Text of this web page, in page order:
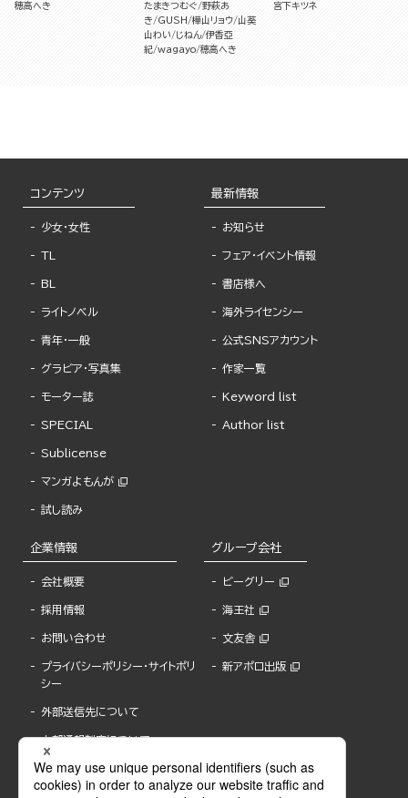
穂高へき たまきつむぐ 野萩あ
き
GUSH 樺山リョウ 山葵
山わい
じねん 伊香亞
紀 wagayo 穂高へき
宮下キツネ
コンテンツ
少女・女性
TL
BL
ライトノベル
青年・一般
グラビア・写真集
モーター誌
SPECIAL
Sublicense
マンガよもんが
試し読み
最新情報
お知らせ
フェア・イベント情報
書店様へ
海外ライセンシー
公式SNSアカウント
作家一覧
Keyword list
Author list
企業情報
会社概要
採用情報
お問い合わせ
プライバシーポリシー・サイトポリ
シー
外部送信先について
内部通報制度について
グループ会社
ビーグリー
海王社
文友舎
新アポロ出版